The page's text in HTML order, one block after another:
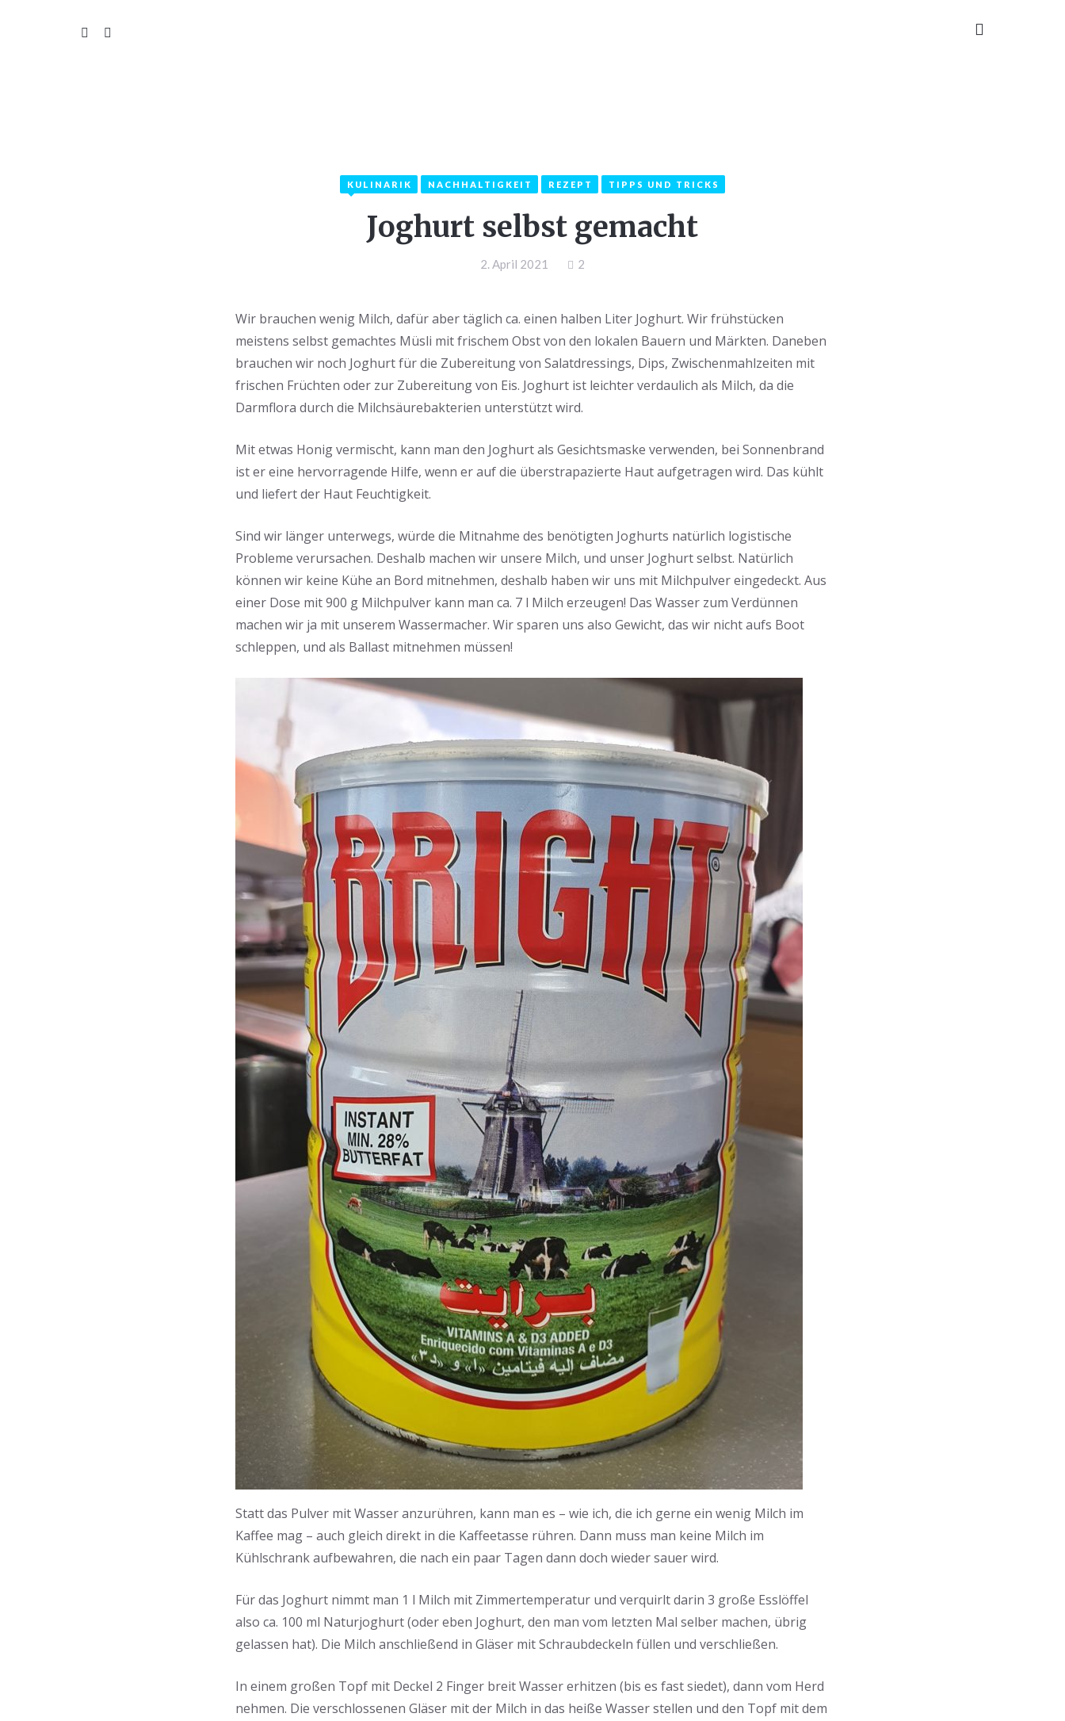
KULINARIK NACHHALTIGKEIT REZEPT TIPPS UND TRICKS
Joghurt selbst gemacht
2. April 2021 2
Wir brauchen wenig Milch, dafür aber täglich ca. einen halben Liter Joghurt. Wir frühstücken
meistens selbst gemachtes Müsli mit frischem Obst von den lokalen Bauern und Märkten. Daneben
brauchen wir noch Joghurt für die Zubereitung von Salatdressings, Dips, Zwischenmahlzeiten mit
frischen Früchten oder zur Zubereitung von Eis. Joghurt ist leichter verdaulich als Milch, da die
Darmflora durch die Milchsäurebakterien unterstützt wird.
Mit etwas Honig vermischt, kann man den Joghurt als Gesichtsmaske verwenden, bei Sonnenbrand
ist er eine hervorragende Hilfe, wenn er auf die überstrapazierte Haut aufgetragen wird. Das kühlt
und liefert der Haut Feuchtigkeit.
Sind wir länger unterwegs, würde die Mitnahme des benötigten Joghurts natürlich logistische
Probleme verursachen. Deshalb machen wir unsere Milch, und unser Joghurt selbst. Natürlich
können wir keine Kühe an Bord mitnehmen, deshalb haben wir uns mit Milchpulver eingedeckt. Aus
einer Dose mit 900 g Milchpulver kann man ca. 7 l Milch erzeugen! Das Wasser zum Verdünnen
machen wir ja mit unserem Wassermacher. Wir sparen uns also Gewicht, das wir nicht aufs Boot
schleppen, und als Ballast mitnehmen müssen!
Statt das Pulver mit Wasser anzurühren, kann man es – wie ich, die ich gerne ein wenig Milch im
Kaffee mag – auch gleich direkt in die Kaffeetasse rühren. Dann muss man keine Milch im
Kühlschrank aufbewahren, die nach ein paar Tagen dann doch wieder sauer wird.
Für das Joghurt nimmt man 1 l Milch mit Zimmertemperatur und verquirlt darin 3 große Esslöffel
also ca. 100 ml Naturjoghurt (oder eben Joghurt, den man vom letzten Mal selber machen, übrig
gelassen hat). Die Milch anschließend in Gläser mit Schraubdeckeln füllen und verschließen.
In einem großen Topf mit Deckel 2 Finger breit Wasser erhitzen (bis es fast siedet), dann vom Herd
nehmen. Die verschlossenen Gläser mit der Milch in das heiße Wasser stellen und den Topf mit dem